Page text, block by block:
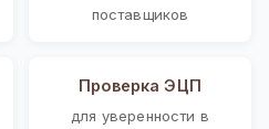
поставщиков
Проверка ЭЦП
для уверенности в